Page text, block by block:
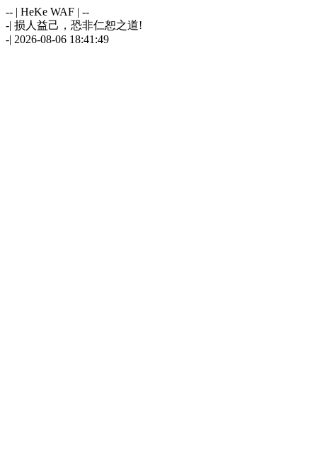
-- | HeKe WAF | --
-| 损人益己，恐非仁恕之道!
-| 2026-08-06 18:41:49